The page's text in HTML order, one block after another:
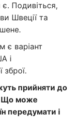
Подивіться,
Швеції та
є варіант
і
зброї.
прийняти до
Що може
передумати і